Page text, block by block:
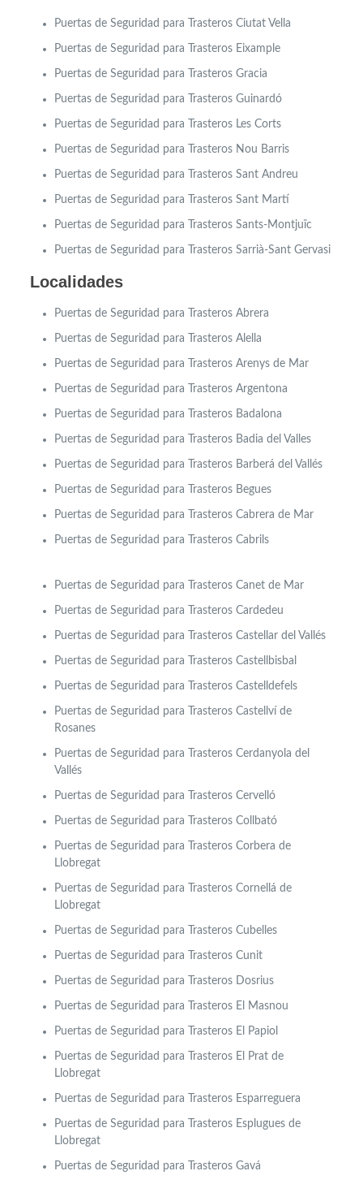
Puertas de Seguridad para Trasteros Ciutat Vella
Puertas de Seguridad para Trasteros Eixample
Puertas de Seguridad para TrasterosGracia
Puertas de Seguridad para Trasteros Guinardó
Puertas de Seguridad para Trasteros Les Corts
Puertas de Seguridad para Trasteros Nou Barris
Puertas de Seguridad para Trasteros Sant Andreu
Puertas de Seguridad para Trasteros Sant Martí
Puertas de Seguridad para Trasteros Sants-Montjuïc
Puertas de Seguridad para Trasteros Sarrià-Sant Gervasi
Localidades
Puertas de Seguridad para TrasterosAbrera
Puertas de Seguridad para TrasterosAlella
Puertas de Seguridad para Trasteros Arenys de Mar
Puertas de Seguridad para Trasteros Argentona
Puertas de Seguridad para Trasteros Badalona
Puertas de Seguridad para Trasteros Badia del Valles
Puertas de Seguridad para Trasteros Barberá del Vallés
Puertas de Seguridad para Trasteros Begues
Puertas de Seguridad para Trasteros Cabrera de Mar
Puertas de Seguridad para Trasteros Cabrils
Puertas de Seguridad para Trasteros Canet de Mar
Puertas de Seguridad para TrasterosCardedeu
Puertas de Seguridad para Trasteros Castellar del Vallés
Puertas de Seguridad para Trasteros Castellbisbal
Puertas de Seguridad para Trasteros Castelldefels
Puertas de Seguridad para Trasteros Castellví de
Rosanes
Puertas de Seguridad para Trasteros Cerdanyola del
Vallés
Puertas de Seguridad para Trasteros Cervelló
Puertas de Seguridad para Trasteros Collbató
Puertas de Seguridad para Trasteros Corbera de
Llobregat
Puertas de Seguridad para Trasteros Cornellá de
Llobregat
Puertas de Seguridad para Trasteros Cubelles
Puertas de Seguridad para Trasteros Cunit
Puertas de Seguridad para Trasteros Dosrius
Puertas de Seguridad para Trasteros El Masnou
Puertas de Seguridad para Trasteros El Papiol
Puertas de Seguridad para Trasteros El Prat de
Llobregat
Puertas de Seguridad para Trasteros Esparreguera
Puertas de Seguridad para Trasteros Esplugues de
Llobregat
Puertas de Seguridad para Trasteros Gavá